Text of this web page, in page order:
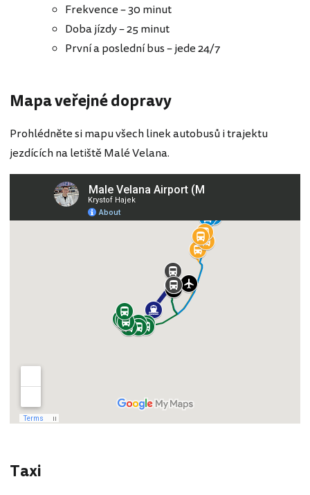
Frekvence – 30 minut
Doba jízdy – 25 minut
První a poslední bus – jede 24/7
Mapa veřejné dopravy
Prohlédněte si mapu všech linek autobusů i trajektu
jezdících na letiště Malé Velana.
Taxi